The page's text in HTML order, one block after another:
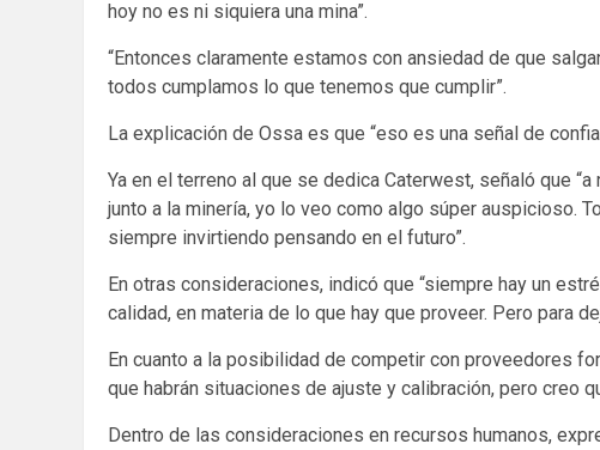
hoy no es ni siquiera una mina”.
“Entonces claramente estamos con ansiedad de que
todos cumplamos lo que tenemos que cumplir”.
La explicación de Ossa es que “eso es una señal de
Ya en el terreno al que se dedica Caterwest, señaló que
junto a la minería, yo lo veo como algo súper auspicioso.
siempre invirtiendo pensando en el futuro”.
En otras consideraciones, indicó que “siempre hay un
calidad, en materia de lo que hay que proveer. Pero para
En cuanto a la posibilidad de competir con proveedores
que habrán situaciones de ajuste y calibración, pero creo
Dentro de las consideraciones en recursos humanos,